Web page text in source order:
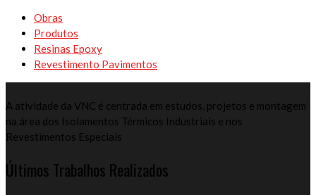
Obras
Produtos
Resinas Epoxy
Revestimento Pavimentos
A atividade da VNC é centrada em estudos, projetos e montagem
na área dos Isolamentos Térmicos Industriais e nos
Revestimentos Especiais
Últimos Trabalhos Realizados